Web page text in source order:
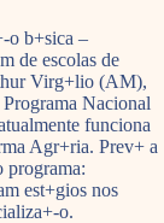
o b+sica –
de escolas de
Virg+lio (AM),
Nacional
funciona
Agr+ria. Prev+ a
programa:
est+gios nos
o.